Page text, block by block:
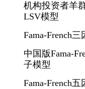
机构投资者羊
LSV模型
Fama-French三
中国版Fama-
子模型
Fama-French五